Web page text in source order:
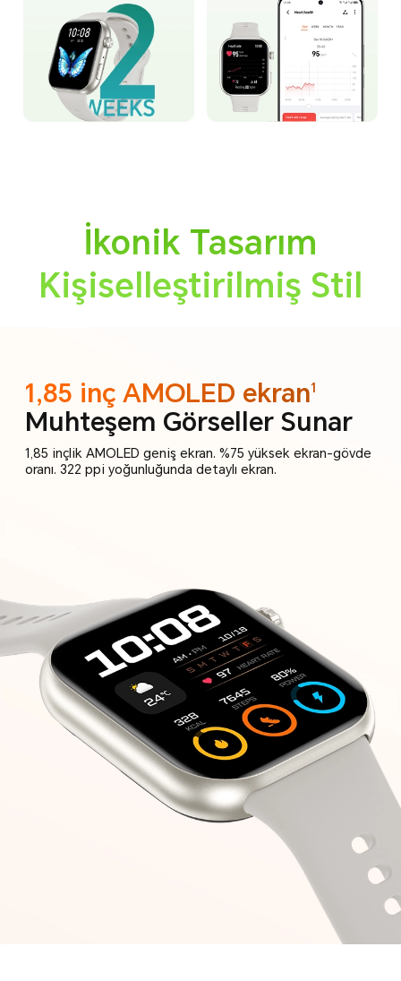
İkonik Tasarım
Kişiselleştirilmiş Stil
1,85 inç AMOLED ekran1
Muhteşem Görseller Sunar
1,85 inçlik AMOLED geniş ekran. %75 yüksek ekran-gövde
oranı. 322 ppi yoğunluğunda detaylı ekran.